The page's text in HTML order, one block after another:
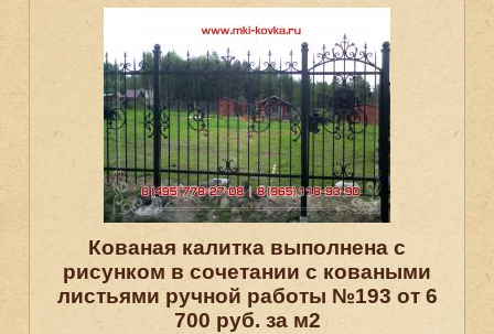
Кованая калитка выполнена с
рисунком в сочетании с коваными
листьями ручной работы №193 от 6
700 руб. за м2